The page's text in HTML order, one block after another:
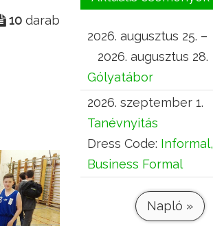
10darab
2026. augusztus 25. –
2026. augusztus 28.
Gólyatábor
2026. szeptember 1.
Tanévnyitás
Dress Code: Informal,
Business Formal
Napló »